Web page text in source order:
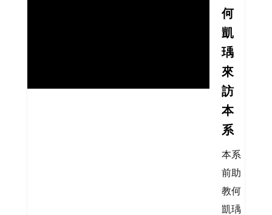
何
凱
瑀
來
訪
本
系
本系
前助
教何
凱瑀